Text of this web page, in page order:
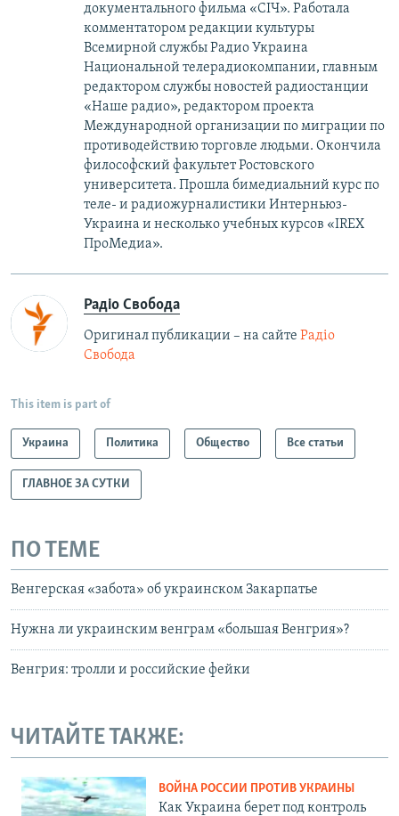
документального фильма «СІЧ». Работала
комментатором редакции культуры
Всемирной службы Радио Украина
Национальной телерадиокомпании, главным
редактором службы новостей радиостанции
«Наше радио», редактором проекта
Международной организации по миграции по
противодействию торговле людьми. Окончила
философский факультет Ростовского
университета. Прошла бимедиальний курс по
теле- и радиожурналистики Интерньюз-
Украина и несколько учебных курсов «IREX
ПроМедиа».
Радіо Свобода
Оригинал публикации – на сайте Радіо
Свобода
This item is part of
Украина Политика Общество Все статьи
ГЛАВНОЕ ЗА СУТКИ
ПО ТЕМЕ
Венгерская «забота» об украинском Закарпатье
Нужна ли украинским венграм «большая Венгрия»?
Венгрия: тролли и российские фейки
ЧИТАЙТЕ ТАКЖЕ:
ВОЙНА РОССИИ ПРОТИВ УКРАИНЫ
Как Украина берет под контроль